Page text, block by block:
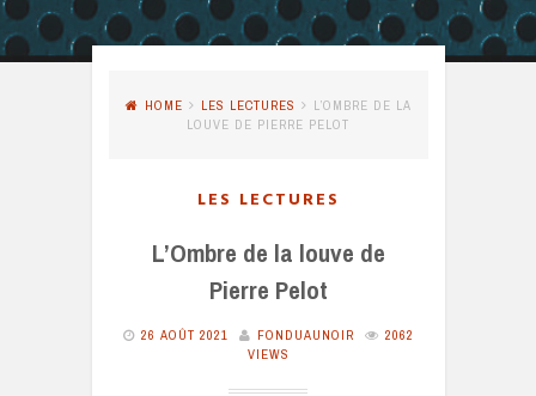
HOME LES LECTURES
L’OMBRE DE LA
LOUVE DE PIERRE PELOT
LES LECTURES
L’Ombre de la louve de
Pierre Pelot
26 AOÛT 2021 FONDUAUNOIR
2062
VIEWS